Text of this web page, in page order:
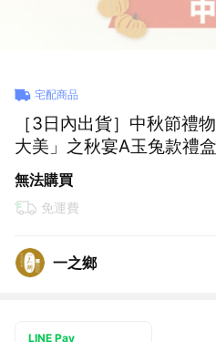
宅配商品
［3日內出貨］中秋節禮
大美」之秋宴A玉兔款禮盒
無法購買
免運費
一之鄉
LINE Pay